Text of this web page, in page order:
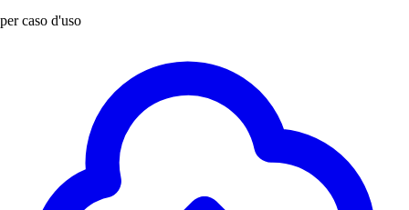
per caso d'uso